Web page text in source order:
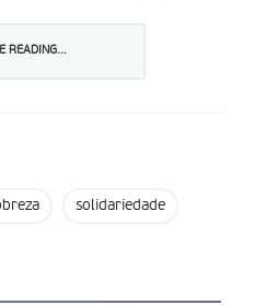
READING...
solidariedade